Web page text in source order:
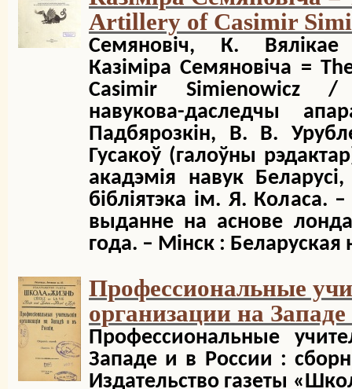
Artillery of Casimir
Семяновіч, К. Вялікае
Казіміра Семяновіча =
Casimir Simienowicz /
навукова-даследчы
Падбярозкін, В. В.
Гусакоў (галоўны
акадэмія навук
бібліятэка ім. Я. Коласа.
выданне на аснове
года. – Мінcк : Беларуская
Профессиональные
организации на
Профессиональные
Западе и в России :
Издательство газеты